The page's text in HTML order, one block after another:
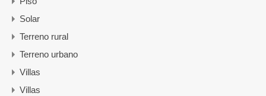
Solar
Terreno rural
Terreno urbano
Villas
Villas